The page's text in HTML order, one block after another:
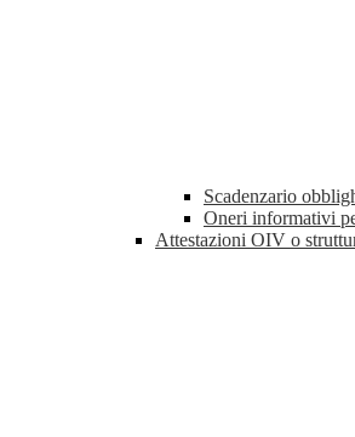
Scadenzario
Oneri informativi
Attestazioni OIV o